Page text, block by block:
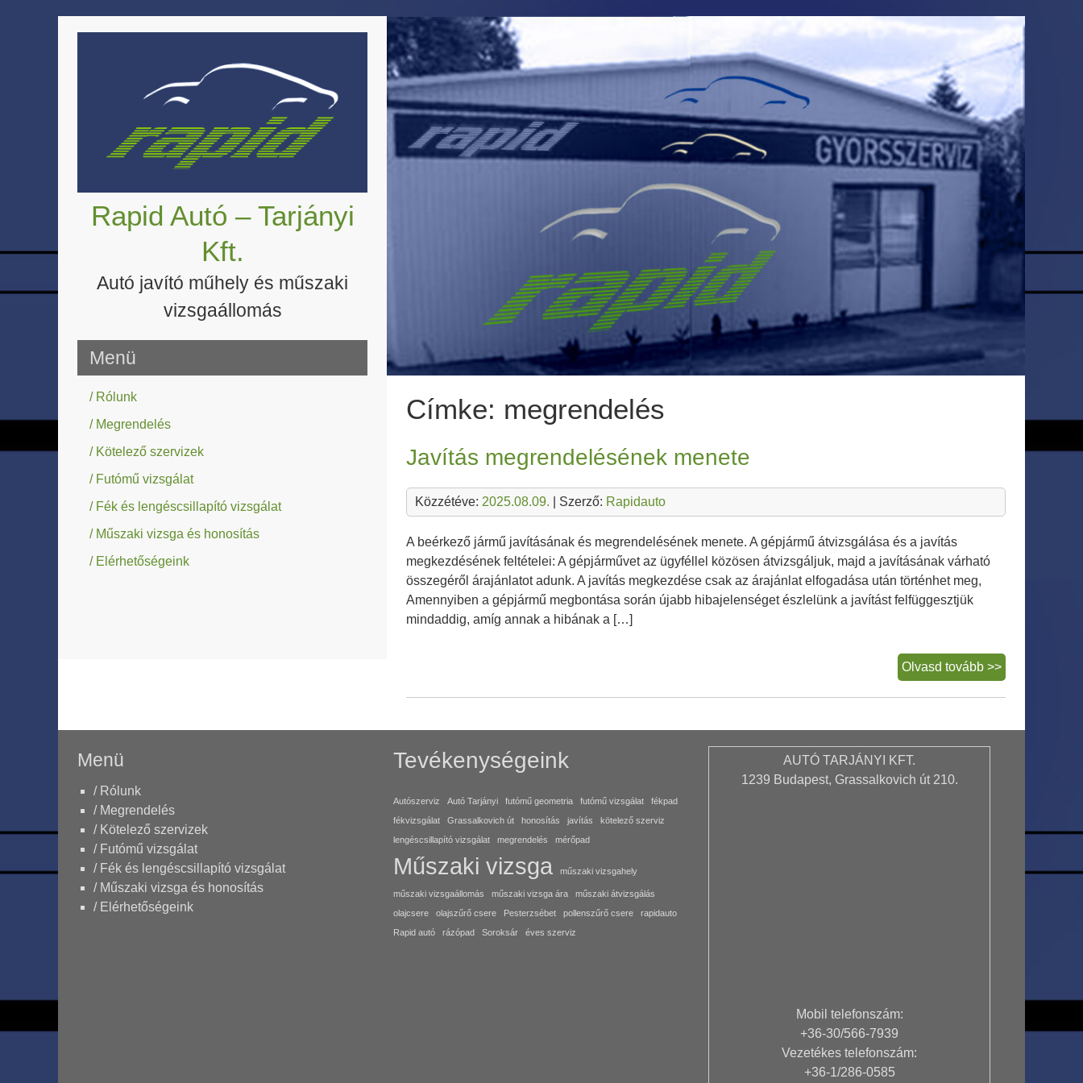
Rapid Autó – Tarjányi
Kft.
Autó javító műhely és műszaki
vizsgaállomás
Menü
/ Rólunk
/ Megrendelés
/ Kötelező szervizek
/ Futómű vizsgálat
/ Fék és lengéscsillapító vizsgálat
/ Műszaki vizsga és honosítás
/ Elérhetőségeink
Címke: megrendelés
Javítás megrendelésének menete
Közzétéve: 2025.08.09. | Szerző: Rapidauto
A beérkező jármű javításának és megrendelésének menete. A gépjármű átvizsgálása és a javítás
megkezdésének feltételei: A gépjárművet az ügyféllel közösen átvizsgáljuk, majd a javításának várható
összegéről árajánlatot adunk. A javítás megkezdése csak az árajánlat elfogadása után történhet meg,
Amennyiben a gépjármű megbontása során újabb hibajelenséget észlelünk a javítást felfüggesztjük
mindaddig, amíg annak a hibának a […]
Olvasd tovább >>Javítás
Menü
/ Rólunk
/ Megrendelés
/ Kötelező szervizek
/ Futómű vizsgálat
/ Fék és lengéscsillapító vizsgálat
/ Műszaki vizsga és honosítás
/ Elérhetőségeink
Tevékenységeink
Autószerviz Autó Tarjányi futómű geometria futómű vizsgálat
fékpad
fékvizsgálat
Grassalkovich út honosítás javítás
kötelező szerviz
lengéscsillapító vizsgálat
megrendelés mérőpad
Műszaki vizsga műszaki vizsgahely
műszaki vizsgaállomás műszaki vizsga ára
műszaki átvizsgálás
olajcsere
olajszűrő csere Pesterzsébet pollenszűrő csere
rapidauto
Rapid autó
rázópad Soroksár éves szerviz
AUTÓ TARJÁNYI KFT.
1239 Budapest, Grassalkovich út 210.
Mobil telefonszám:
+36-30/566-7939
Vezetékes telefonszám:
+36-1/286-0585